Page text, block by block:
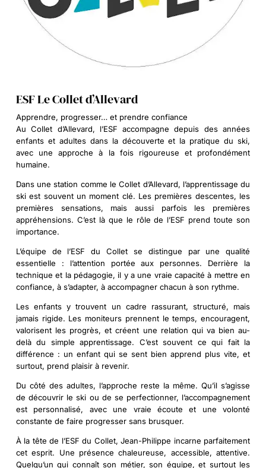
ESF Le Collet d’Allevard
Apprendre, progresser… et prendre confiance
Au Collet d’Allevard, l’ESF accompagne depuis des années
enfants et adultes dans la découverte et la pratique du ski,
avec une approche à la fois rigoureuse et profondément
humaine.
Dans une station comme le Collet d’Allevard, l’apprentissage du
ski est souvent un moment clé. Les premières descentes, les
premières sensations, mais aussi parfois les premières
appréhensions. C’est là que le rôle de l’ESF prend toute son
importance.
L’équipe de l’ESF du Collet se distingue par une qualité
essentielle : l’attention portée aux personnes. Derrière la
technique et la pédagogie, il y a une vraie capacité à mettre en
confiance, à s’adapter, à accompagner chacun à son rythme.
Les enfants y trouvent un cadre rassurant, structuré, mais
jamais rigide. Les moniteurs prennent le temps, encouragent,
valorisent les progrès, et créent une relation qui va bien au-
delà du simple apprentissage. C’est souvent ce qui fait la
différence : un enfant qui se sent bien apprend plus vite, et
surtout, prend plaisir à revenir.
Du côté des adultes, l’approche reste la même. Qu’il s’agisse
de découvrir le ski ou de se perfectionner, l’accompagnement
est personnalisé, avec une vraie écoute et une volonté
constante de faire progresser sans brusquer.
À la tête de l’ESF du Collet,Jean-Philippe incarne parfaitement
cet esprit. Une présence chaleureuse, accessible, attentive.
Quelqu’un qui connaît son métier, son équipe, et surtout les